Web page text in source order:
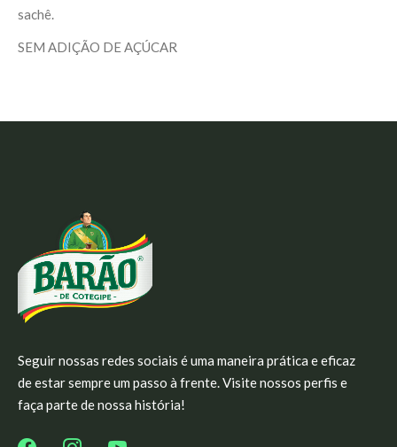
sachê.
SEM ADIÇÃO DE AÇÚCAR
Seguir nossas redes sociais é uma maneira prática e eficaz
de estar sempre um passo à frente. Visite nossos perfis e
faça parte de nossa história!